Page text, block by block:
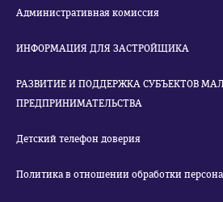
Административная комиссия
ИНФОРМАЦИЯ ДЛЯ ЗАСТРОЙЩИКА
РАЗВИТИЕ И ПОДДЕРЖКА СУБЪЕКТОВ
ПРЕДПРИНИМАТЕЛЬСТВА
Детский телефон доверия
Политика в отношении обработки